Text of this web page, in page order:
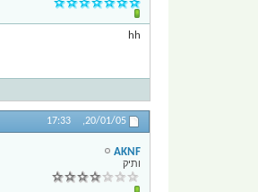
hh
20/01/05,
17:33
AKNF
ותיק